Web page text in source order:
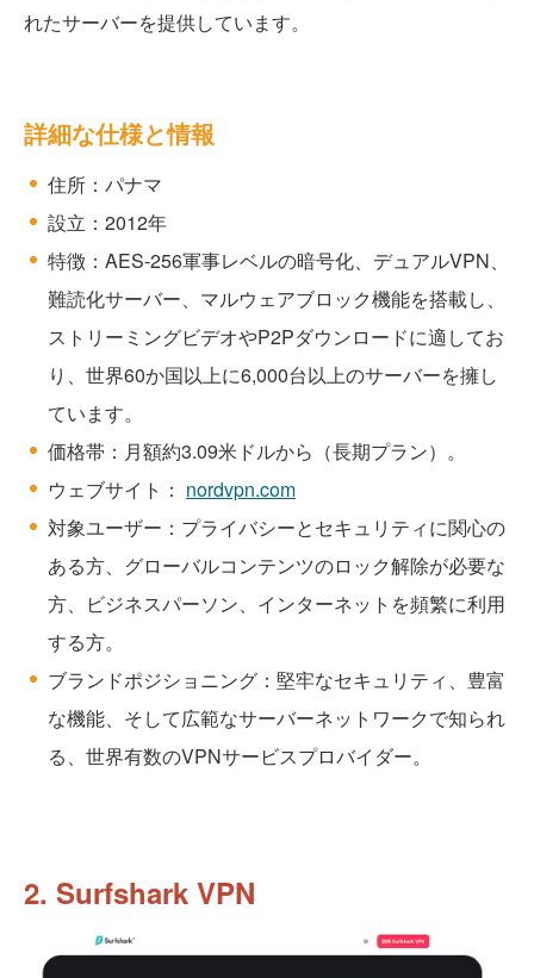
れたサーバーを提供しています。
詳細な仕様と情報
住所：パナマ
設立：2012年
特徴：AES-256軍事レベルの暗号化、デュアルVPN、
難読化サーバー、マルウェアブロック機能を搭載し、
ストリーミングビデオやP2Pダウンロードに適してお
り、世界60か国以上に6,000台以上のサーバーを擁し
ています。
価格帯：月額約3.09米ドルから（長期プラン）。
ウェブサイト： nordvpn.com
対象ユーザー：プライバシーとセキュリティに関心の
ある方、グローバルコンテンツのロック解除が必要な
方、ビジネスパーソン、インターネットを頻繁に利用
する方。
ブランドポジショニング：堅牢なセキュリティ、豊富
な機能、そして広範なサーバーネットワークで知られ
る、世界有数のVPNサービスプロバイダー。
2. Surfshark VPN